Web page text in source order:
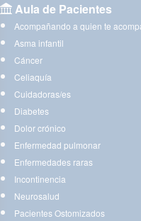
Aula de Pacientes
Acompañando a quien te
Asma infantil
Cáncer
Celiaquía
Cuidadoras/es
Diabetes
Dolor crónico
Enfermedad pulmonar
Enfermedades raras
Incontinencia
Neurosalud
Pacientes Ostomizados